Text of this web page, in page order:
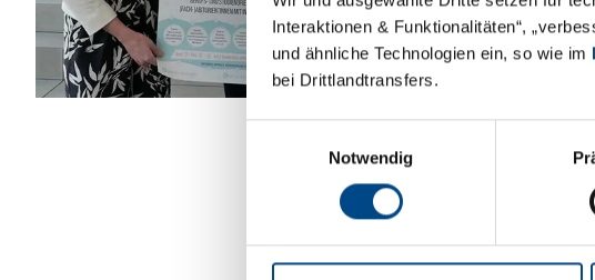
Interaktionen & Funktionalitäten“,
und ähnliche Technologien ein, so wie im
bei Drittlandtransfers.
Notwendig